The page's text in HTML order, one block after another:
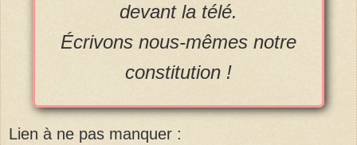
devant la télé.
Écrivons nous-mêmes notre
constitution !
Lien à ne pas manquer :